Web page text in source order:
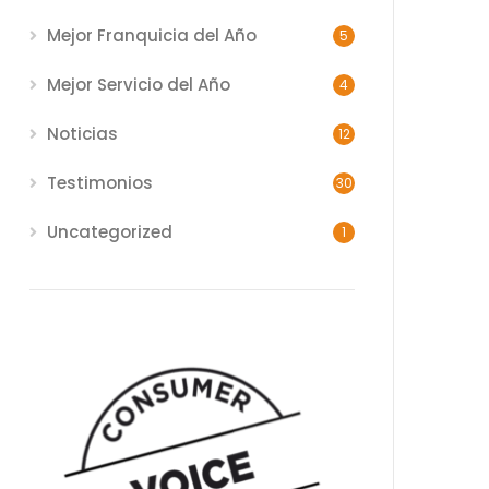
Mejor Franquicia del Año 5
Mejor Servicio del Año 4
Noticias 12
Testimonios 30
Uncategorized 1